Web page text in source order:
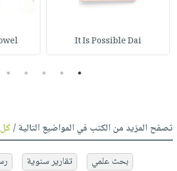
It Is Possible Dai
:
1
2
3
4
5
تصفح المزيد من الكتب في المواضيع التالية /
بحث علمي تقارير سنوية